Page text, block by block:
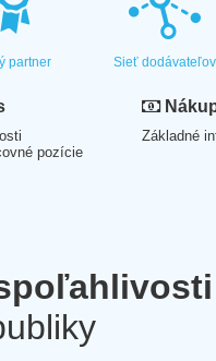
partner Sieť dodávateľov
pozície
Základné